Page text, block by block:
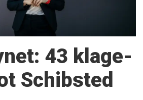
43 klage­
Schibsted